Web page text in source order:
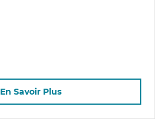
En Savoir Plus